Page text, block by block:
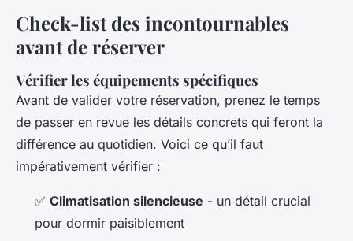
Check-list des incontournables
avant de réserver
Vérifier les équipements spécifiques
Avant de valider votre réservation, prenez le temps
de passer en revue les détails concrets qui feront la
différence au quotidien. Voici ce qu’il faut
impérativement vérifier :
✅ Climatisation silencieuse - un détail crucial
pour dormir paisiblement